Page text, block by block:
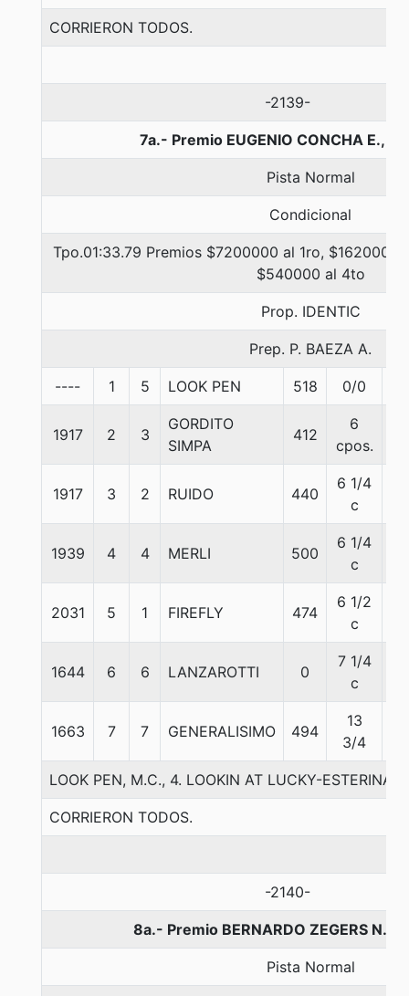
CORRIERON TODOS.
-2139-
7a.- Premio EUGENIO CONCHA E.,
Pista Normal
Condicional
Tpo.01:33.79 Premios $7200000 al 1ro,
$540000 al 4to
Prop. IDENTIC
Prep. P. BAEZA A.
---- 1 5 LOOK PEN 518 0/0
1917 2 3
GORDITO
SIMPA
412
6
cpos.
1917 3 2 RUIDO 440
6 1/4
c
1939 4 4 MERLI 500
6 1/4
c
2031 5 1 FIREFLY 474
6 1/2
c
1644 6 6 LANZAROTTI 0
7 1/4
c
1663 7 7 GENERALISIMO 494
13
3/4
LOOK PEN, M.C., 4. LOOKIN AT LUCKY-ESTERINA
CORRIERON TODOS.
-2140-
8a.- Premio BERNARDO ZEGERS N.,
Pista Normal